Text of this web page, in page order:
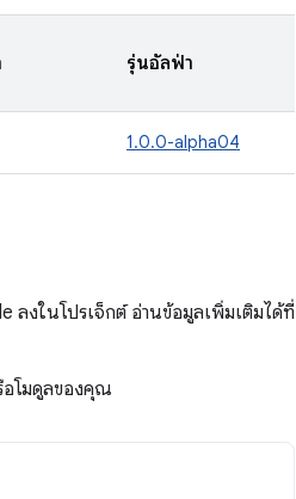
รุ่นอัลฟ่า
1.0.0-alpha04
ลงในโปรเจ็กต์ อ่านข้อมูลเพิ่มเติมได้ที่
โมดูลของคุณ